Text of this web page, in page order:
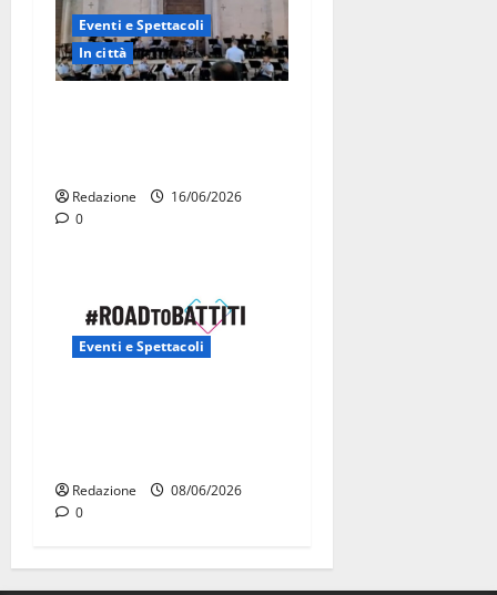
Eventi e Spettacoli
In città
Redazione
16/06/2026
0
Eventi e Spettacoli
Redazione
08/06/2026
0